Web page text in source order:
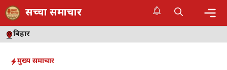
Skip
to
content
सच्चा समाचार
बिहार
मुख्य समाचार